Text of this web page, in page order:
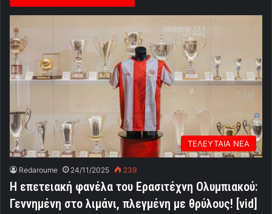
ΤΕΛΕΥΤΑΙΑ ΝΕΑ
Redaroume 24/11/2025 239
Η επετειακή φανέλα του Ερασιτέχνη Ολυμπιακού:
Γεννημένη στο λιμάνι, πλεγμένη με θρύλους! [vid]